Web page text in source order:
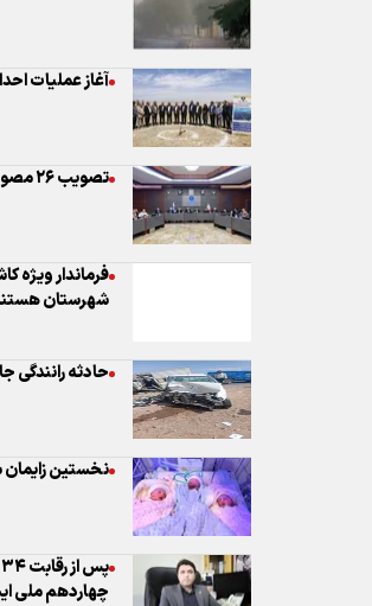
آغاز عملیات احداث نیروگاه ۱۰ مگاواتی
تصویب ۲۶ مصوبه حمایتی برای احیای صنایع آسیب‌دیده کاشان و آران‌وبیدگل
فرماندار ویژه
شهرستان
حادثه رانندگی
نخستین زایمان سه‌قلویی سال
چهاردهم ملی